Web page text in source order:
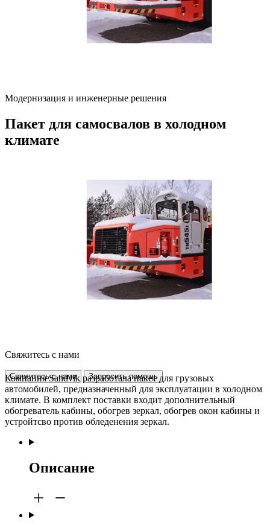
Модернизация и инженерные решения
Пакет для самосвалов в холодном
климате
Свяжитесь с нами
Свяжитесь с нами Запросить помощь
Компания Sandvik разработала пакет для грузовых
автомобилей, предназначенный для эксплуатации в холодном
климате. В комплект поставки входит дополнительный
обогреватель кабины, обогрев зеркал, обогрев окон кабины и
устройтсво против обледенения зеркал.
Описание